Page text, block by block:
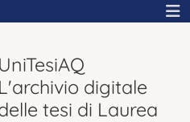
UniTesiAQ
L'archivio digitale
tesi di Laurea